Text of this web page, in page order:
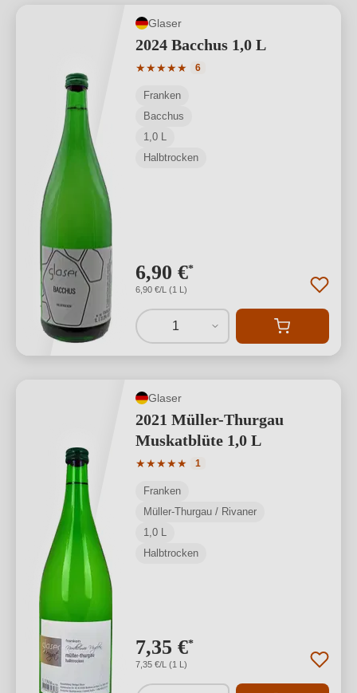
Glaser
2024 Bacchus 1,0 L
★★★★★
Durchschnittliche Bewertung von 5
6
Franken
Bacchus
1,0 L
Halbtrocken
6,90 €*
6,90 €/L (1 L)
1
Glaser
2021 Müller-Thurgau
Muskatblüte 1,0 L
★★★★★
Durchschnittliche Bewertung von 5
1
Franken
Müller-Thurgau / Rivaner
1,0 L
Halbtrocken
7,35 €*
7,35 €/L (1 L)